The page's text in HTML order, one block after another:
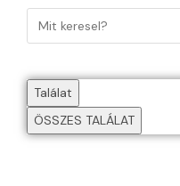
Találat
ÖSSZES TALÁLAT